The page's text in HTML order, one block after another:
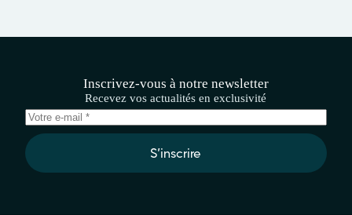
Inscrivez-vous à notre newsletter
Recevez vos actualités en exclusivité
S’inscrire